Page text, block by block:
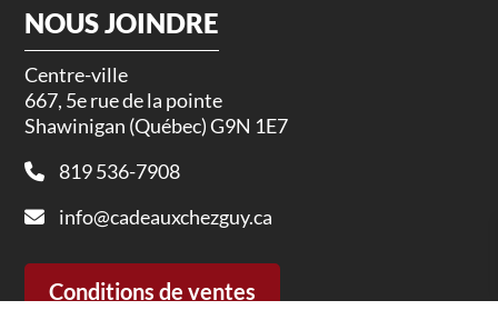
NOUS JOINDRE
Centre-ville
667, 5e rue de la pointe
Shawinigan (Québec) G9N 1E7
819 536-7908
info@cadeauxchezguy.ca
Conditions de ventes